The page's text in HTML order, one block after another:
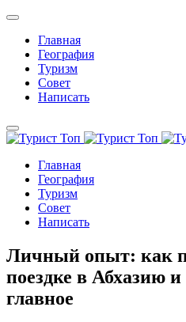
Главная
География
Туризм
Совет
Написать
Главная
География
Туризм
Совет
Написать
Личный опыт: как
поездке в Абхазию и
главное